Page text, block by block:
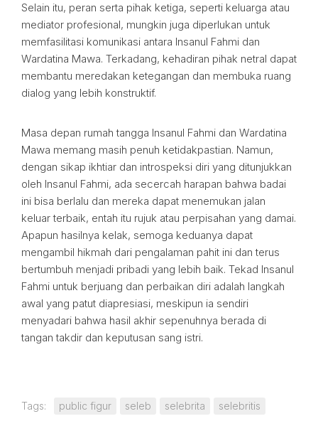
Selain itu, peran serta pihak ketiga, seperti keluarga atau
mediator profesional, mungkin juga diperlukan untuk
memfasilitasi komunikasi antara Insanul Fahmi dan
Wardatina Mawa. Terkadang, kehadiran pihak netral dapat
membantu meredakan ketegangan dan membuka ruang
dialog yang lebih konstruktif.
Masa depan rumah tangga Insanul Fahmi dan Wardatina
Mawa memang masih penuh ketidakpastian. Namun,
dengan sikap ikhtiar dan introspeksi diri yang ditunjukkan
oleh Insanul Fahmi, ada secercah harapan bahwa badai
ini bisa berlalu dan mereka dapat menemukan jalan
keluar terbaik, entah itu rujuk atau perpisahan yang damai.
Apapun hasilnya kelak, semoga keduanya dapat
mengambil hikmah dari pengalaman pahit ini dan terus
bertumbuh menjadi pribadi yang lebih baik. Tekad Insanul
Fahmi untuk berjuang dan perbaikan diri adalah langkah
awal yang patut diapresiasi, meskipun ia sendiri
menyadari bahwa hasil akhir sepenuhnya berada di
tangan takdir dan keputusan sang istri.
Tags: public figur seleb selebrita selebritis